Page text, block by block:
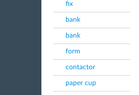
fix
bank
bank
form
contactor
paper cup